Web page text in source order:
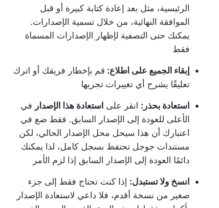
الرئيسية، مثل بعد إعادة كتابة كبيرة أو قبل
الموافقة النهائية، من خلال تسمية الإصدارات.
يمكنك حتى التصفية لإظهار الإصدارات المسماة
فقط
إبقاء الجميع على اطلاع: قم بإخطار فريقك أو اترك
تعليقًا يشرح أي تغييرات تجريها
استعادة بحذر: انقر على استعادة هذا الإصدار في
الأعلى للعودة إلى الإصدار السابق. فقط ضع في
اعتبارك أن هذا سيحل محل الإصدار الحالي، لكن
مستندات جوجل تحتفظ بسجل كامل، لذا يمكنك
دائمًا العودة إلى الإصدار السابق إذا لزم الأمر
انسخ ولا تستبدل: إذا كنت تحتاج فقط إلى جزء
صغير من نسخة أقدم، فلا داعي لاستعادة الإصدار